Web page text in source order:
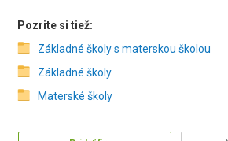
Pozrite si tiež:
Základné školy s materskou školou
Základné školy
Materské školy